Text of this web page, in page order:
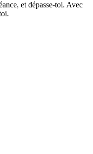
et dépasse-toi. Avec